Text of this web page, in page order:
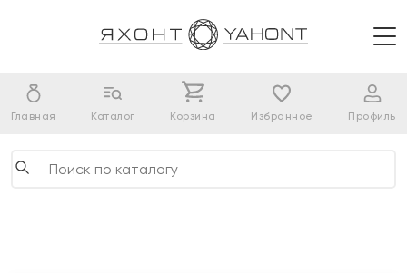
Главная Каталог Корзина Избранное Профиль